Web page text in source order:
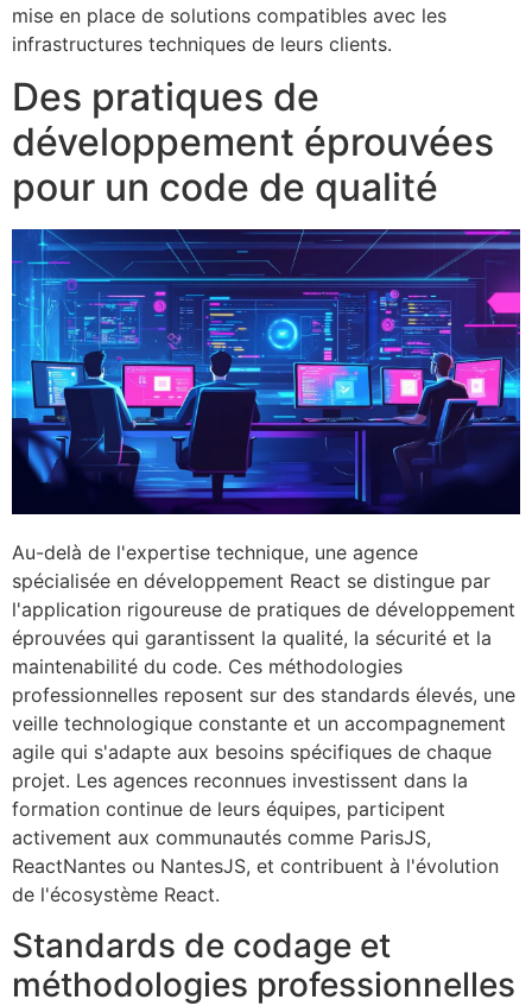
mise en place de solutions compatibles avec les
infrastructures techniques de leurs clients.
Des pratiques de
développement éprouvées
pour un code de qualité
Au-delà de l'expertise technique, une agence
spécialisée en développement React se distingue par
l'application rigoureuse de pratiques de développement
éprouvées qui garantissent la qualité, la sécurité et la
maintenabilité du code. Ces méthodologies
professionnelles reposent sur des standards élevés, une
veille technologique constante et un accompagnement
agile qui s'adapte aux besoins spécifiques de chaque
projet. Les agences reconnues investissent dans la
formation continue de leurs équipes, participent
activement aux communautés comme ParisJS,
ReactNantes ou NantesJS, et contribuent à l'évolution
de l'écosystème React.
Standards de codage et
méthodologies professionnelles